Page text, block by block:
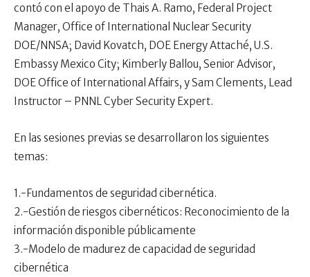
contó con el apoyo de Thais A. Ramo, Federal Project
Manager, Office of International Nuclear Security
DOE/NNSA; David Kovatch, DOE Energy Attaché, U.S.
Embassy Mexico City; Kimberly Ballou, Senior Advisor,
DOE Office of International Affairs, y Sam Clements, Lead
Instructor – PNNL Cyber Security Expert.
En las sesiones previas se desarrollaron los siguientes
temas:
1.-Fundamentos de seguridad cibernética.
2.-Gestión de riesgos cibernéticos: Reconocimiento de la
información disponible públicamente
3.-Modelo de madurez de capacidad de seguridad
cibernética